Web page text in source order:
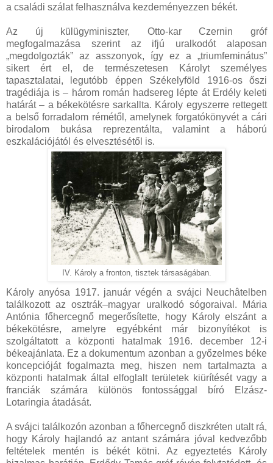
a családi szálat felhasználva kezdeményezzen békét.
Az új külügyminiszter, Otto-kar Czernin gróf
megfogalmazása szerint az ifjú uralkodót alaposan
„megdolgozták” az asszonyok, így ez a „triumfeminátus”
sikert ért el, de természetesen Károlyt személyes
tapasztalatai, legutóbb éppen Székelyföld 1916-os őszi
tragédiája is – három román hadsereg lépte át Erdély keleti
határát – a békekötésre sarkallta. Károly egyszerre rettegett
a belső forradalom rémétől, amelynek forgatókönyvét a cári
birodalom bukása reprezentálta, valamint a háború
eszkalációjától és elvesztésétől is.
IV. Károly a fronton, tisztek társaságában.
Károly anyósa 1917. január végén a svájci Neuchâtelben
találkozott az osztrák–magyar uralkodó sógoraival. Mária
Antónia főhercegnő megerősítette, hogy Károly elszánt a
békekötésre, amelyre egyébként már bizonyítékot is
szolgáltatott a központi hatalmak 1916. december 12-i
békeajánlata. Ez a dokumentum azonban a győzelmes béke
koncepcióját fogalmazta meg, hiszen nem tartalmazta a
központi hatalmak által elfoglalt területek kiürítését vagy a
franciák számára különös fontossággal bíró Elzász-
Lotaringia átadását.
A svájci találkozón azonban a főhercegnő diszkréten utalt rá,
hogy Károly hajlandó az antant számára jóval kedvezőbb
feltételek mentén is békét kötni. Az egyeztetés Károly